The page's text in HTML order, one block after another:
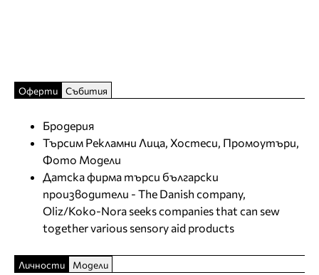
Оферти Събития
Бродерия
Търсим Рекламни Лица, Хостеси, Промоутъри,
Фото Модели
Датска фирма търси български
производители - The Danish company,
Oliz/Koko-Nora seeks companies that can sew
together various sensory aid products
Личности Модели